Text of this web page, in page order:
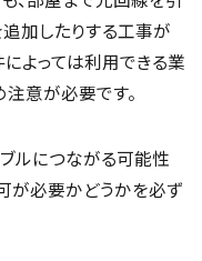
加したりする工事が
によっては利用できる業
意が必要です。
ルにつながる可能性
が必要かどうかを必ず